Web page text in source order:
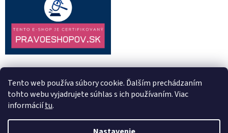
Tento web používa súbory cookie. Ďalším prechádzaním
tohto webu vyjadrujete súhlas s ich používaním. Viac
informáciítu.